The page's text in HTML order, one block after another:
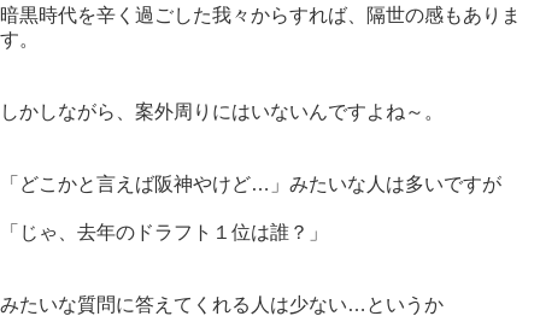
暗黒時代を辛く過ごした我々からすれば、隔世の感もありま
す。
しかしながら、案外周りにはいないんですよね～。
「どこかと言えば阪神やけど…」みたいな人は多いですが
「じゃ、去年のドラフト１位は誰？」
みたいな質問に答えてくれる人は少ない…というか